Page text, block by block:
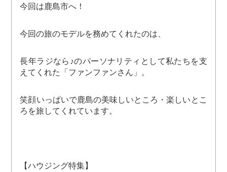
今回は鹿島市へ！
今回の旅のモデルを務めてくれたのは、
長年ラジなら♪のパーソナリティとして私たちを支
えてくれた「ファンファンさん」。
笑顔いっぱいで鹿島の美味しいところ・楽しいとこ
ろを旅してくれています。
【ハウジング特集】